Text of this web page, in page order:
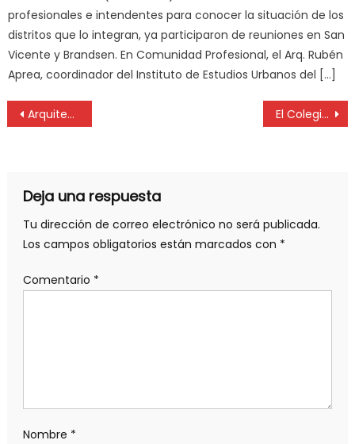
profesionales e intendentes para conocer la situación de los
distritos que lo integran, ya participaron de reuniones en San
Vicente y Brandsen. En Comunidad Profesional, el Arq. Rubén
Aprea, coordinador del Instituto de Estudios Urbanos del […]
Arquitectos: Funcionarios municipales disertaron sobre «el permiso de obra exprés» El Colegio de la Abogacía La Plata realizó una capacitación a profesionales en Saladillo
Deja una respuesta
Tu dirección de correo electrónico no será publicada.
Los campos obligatorios están marcados con *
Comentario *
Nombre *